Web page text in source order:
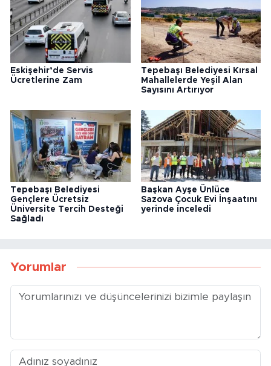
Eskişehir’de Servis
Ücretlerine Zam
Tepebaşı Belediyesi Kırsal
Mahallelerde Yeşil Alan
Sayısını Artırıyor
Tepebaşı Belediyesi
Gençlere Ücretsiz
Üniversite Tercih Desteği
Sağladı
Başkan Ayşe Ünlüce
Sazova Çocuk Evi İnşaatını
yerinde inceledi
Yorumlar